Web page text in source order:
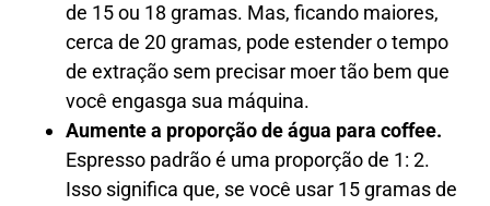
de 15 ou 18 gramas. Mas, ficando maiores,
cerca de 20 gramas, pode estender o tempo
de extração sem precisar moer tão bem que
você engasga sua máquina.
Aumente a proporção de água para coffee.
Espresso padrão é uma proporção de 1: 2.
Isso significa que, se você usar 15 gramas de